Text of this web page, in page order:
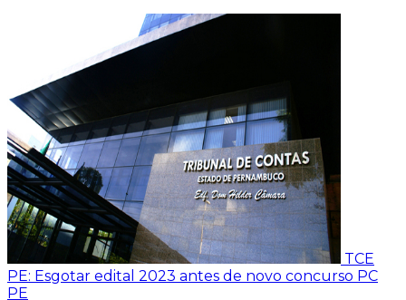
TCE
PE: Esgotar edital 2023 antes de novo concurso PC
PE